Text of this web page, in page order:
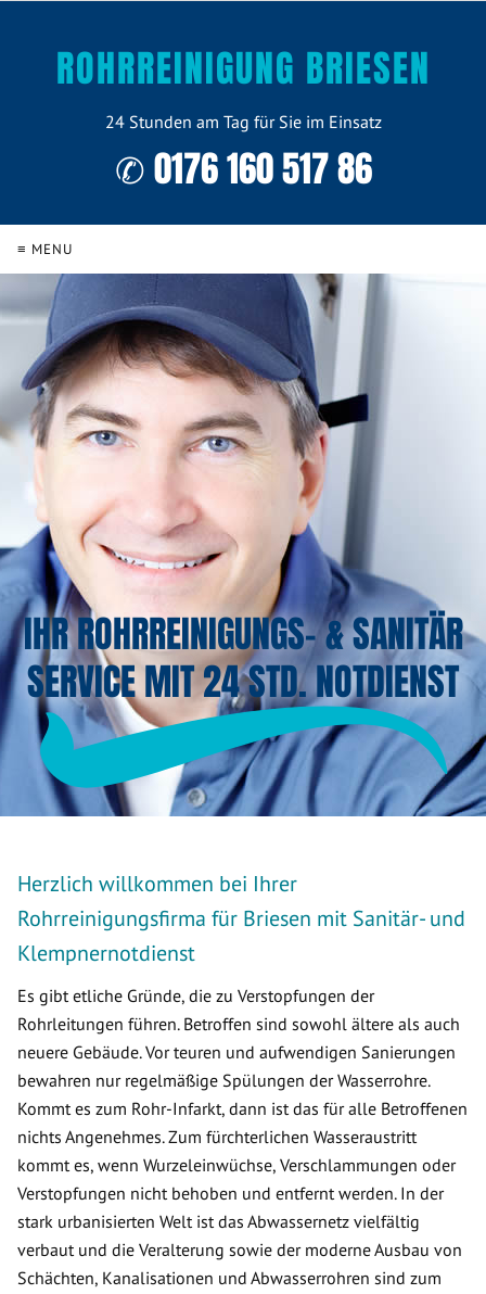
ROHRREINIGUNG BRIESEN
24 Stunden am Tag für Sie im Einsatz
✆ 0176 160 517 86
≡ MENU
IHR ROHRREINIGUNGS- & SANITÄR
SERVICE MIT 24 STD. NOTDIENST
Herzlich willkommen bei Ihrer
Rohrreinigungsfirma für Briesen mit Sanitär- und
Klempnernotdienst
Es gibt etliche Gründe, die zu Verstopfungen der
Rohrleitungen führen. Betroffen sind sowohl ältere als auch
neuere Gebäude. Vor teuren und aufwendigen Sanierungen
bewahren nur regelmäßige Spülungen der Wasserrohre.
Kommt es zum Rohr-Infarkt, dann ist das für alle Betroffenen
nichts Angenehmes. Zum fürchterlichen Wasseraustritt
kommt es, wenn Wurzeleinwüchse, Verschlammungen oder
Verstopfungen nicht behoben und entfernt werden. In der
stark urbanisierten Welt ist das Abwassernetz vielfältig
verbaut und die Veralterung sowie der moderne Ausbau von
Schächten, Kanalisationen und Abwasserrohren sind zum